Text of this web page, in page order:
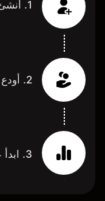
1. أنشئ حسابك (وفقًا لمعايير الأهلية)
2. أودع الأموال بالشروط التي تناسبك
3. ابدأ عندما تكون مستعدًا